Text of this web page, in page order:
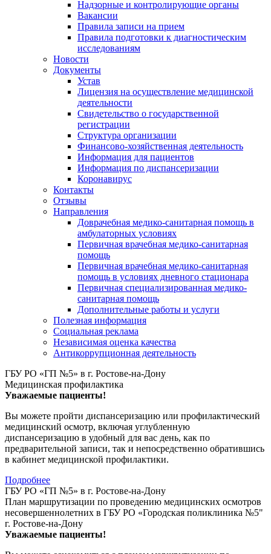
Надзорные и контролирующие органы
Вакансии
Правила записи на прием
Правила подготовки к диагностическим
исследованиям
Новости
Документы
Устав
Лицензия на осуществление медицинской
деятельности
Свидетельство о государственной
регистрации
Структура организации
Финансово-хозяйственная деятельность
Информация для пациентов
Информация по диспансеризации
Коронавирус
Контакты
Отзывы
Направления
Доврачебная медико-санитарная помощь в
амбулаторных условиях
Первичная врачебная медико-санитарная
помощь
Первичная врачебная медико-санитарная
помощь в условиях дневного стационара
Первичная специализированная медико-
санитарная помощь
Дополнительные работы и услуги
Полезная информация
Социальная реклама
Независимая оценка качества
Антикоррупционная деятельность
ГБУ РО «ГП №5» в г. Ростове-на-Дону
Медицинская профилактика
Уважаемые пациенты!
Вы можете пройти диспансеризацию или профилактический
медицинский осмотр, включая углубленную
диспансеризацию в удобный для вас день, как по
предварительной записи, так и непосредственно обратившись
в кабинет медицинской профилактики.
Подробнее
ГБУ РО «ГП №5» в г. Ростове-на-Дону
План маршрутизации по проведению медицинских осмотров
несовершеннолетних в ГБУ РО «Городская поликлиника №5"
г. Ростове-на-Дону
Уважаемые пациенты!